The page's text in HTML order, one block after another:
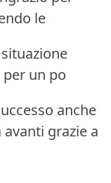
le
un po
anche
grazie a